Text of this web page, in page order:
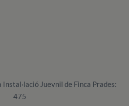
Juevnil de Finca Prades:
475